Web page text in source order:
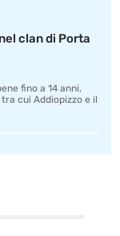
clan di Porta
fino a 14 anni,
cui Addiopizzo e il